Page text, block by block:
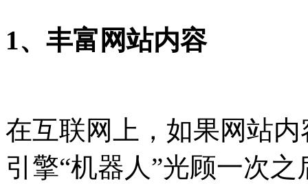
1、丰富网站内容
在互联网上，如果网站
引擎“机器人”光顾一次